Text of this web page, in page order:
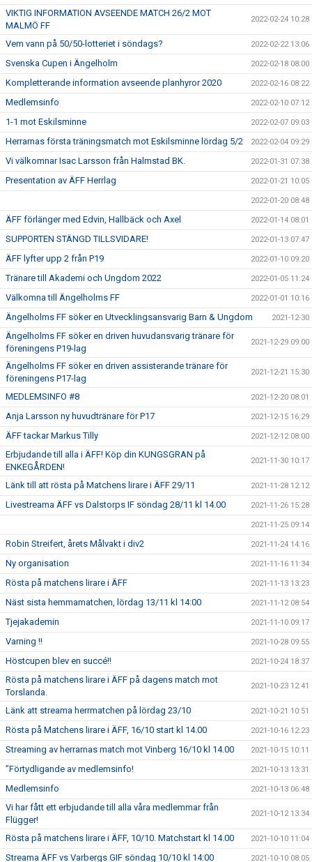
VIKTIG INFORMATION AVSEENDE MATCH 26/2 MOT
MALMÖ FF
2022-02-24 10:28
Vem vann på 50/50-lotteriet i söndags? 2022-02-22 13:06
Svenska Cupen i Ängelholm 2022-02-18 08:00
Kompletterande information avseende planhyror 2020 2022-02-16 08:22
Medlemsinfo 2022-02-10 07:12
1-1 mot Eskilsminne 2022-02-07 09:03
Herrarnas första träningsmatch mot Eskilsminne lördag 5/2 2022-02-04 09:29
Vi välkomnar Isac Larsson från Halmstad BK. 2022-01-31 07:38
Presentation av ÄFF Herrlag 2022-01-21 10:05
2022-01-20 08:48
ÄFF förlänger med Edvin, Hallbäck och Axel 2022-01-14 08:01
SUPPORTEN STÄNGD TILLSVIDARE! 2022-01-13 07:47
ÄFF lyfter upp 2 från P19 2022-01-10 09:20
Tränare till Akademi och Ungdom 2022 2022-01-05 11:24
Välkomna till Ängelholms FF 2022-01-01 10:16
Ängelholms FF söker en Utvecklingsansvarig Barn & Ungdom 2021-12-30
Ängelholms FF söker en driven huvudansvarig tränare för
föreningens P19-lag
2021-12-29 09:00
Ängelholms FF söker en driven assisterande tränare för
föreningens P17-lag
2021-12-21 15:30
MEDLEMSINFO #8 2021-12-20 08:01
Anja Larsson ny huvudtränare för P17 2021-12-15 16:29
ÄFF tackar Markus Tilly 2021-12-12 08:00
Erbjudande till alla i ÄFF! Köp din KUNGSGRAN på
ENKEGÅRDEN!
2021-11-30 10:17
Länk till att rösta på Matchens lirare i ÄFF 29/11 2021-11-28 12:12
Livestreama ÄFF vs Dalstorps IF söndag 28/11 kl 14.00 2021-11-26 15:28
2021-11-25 09:14
Robin Streifert, årets Målvakt i div2 2021-11-24 14:16
Ny organisation 2021-11-16 11:34
Rösta på matchens lirare i ÄFF 2021-11-13 13:23
Näst sista hemmamatchen, lördag 13/11 kl 14:00 2021-11-12 08:54
Tjejakademin 2021-11-10 09:17
Varning !! 2021-10-28 09:55
Höstcupen blev en succé!! 2021-10-24 18:37
Rösta på matchens lirare i ÄFF på dagens match mot
Torslanda.
2021-10-23 12:41
Länk att streama herrmatchen på lördag 23/10 2021-10-21 10:51
Rösta på Matchens lirare i ÄFF, 16/10 start kl 14.00 2021-10-16 12:23
Streaming av herrarnas match mot Vinberg 16/10 kl 14.00 2021-10-15 10:11
”Förtydligande av medlemsinfo! 2021-10-13 13:31
Medlemsinfo 2021-10-13 06:48
Vi har fått ett erbjudande till alla våra medlemmar från
Flügger!
2021-10-12 13:34
Rösta på matchens lirare i ÄFF, 10/10. Matchstart kl 14.00 2021-10-10 11:04
Streama ÄFF vs Varbergs GIF söndag 10/10 kl 14:00 2021-10-10 08:05